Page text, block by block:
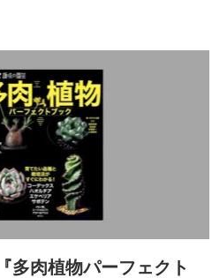
多肉植物パーフェクト